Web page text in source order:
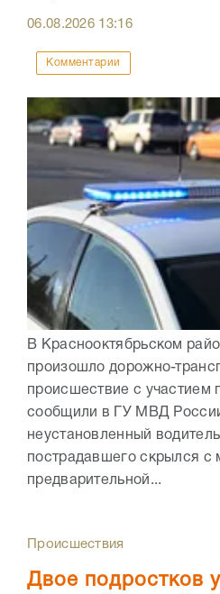
06.08.2026 13:16
Комментарии
В Краснооктябрьском
произошло дорожно-
происшествие с участием
сообщили в ГУ МВД
неустановленный
пострадавшего скрылся
предварительной...
Происшествия
Двое подростков